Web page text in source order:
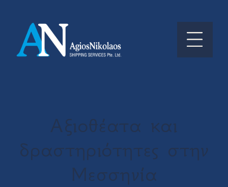
Αξιοθέατα και
δραστηριότητες στην
Μεσσηνία